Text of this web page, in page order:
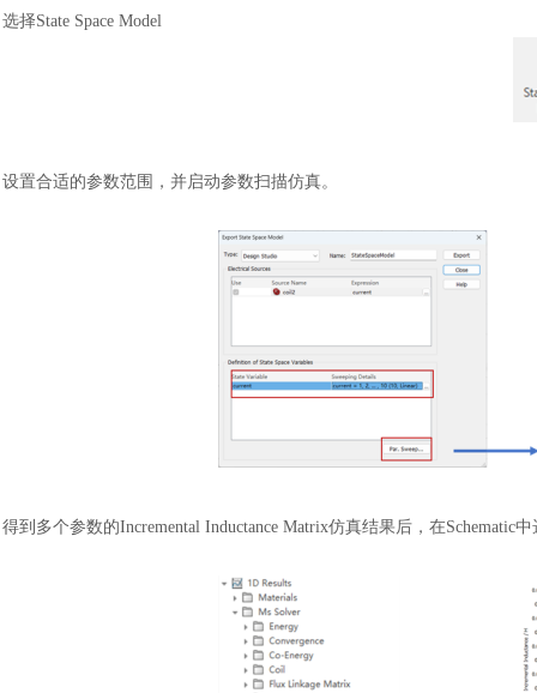
选择State Space Model
设置合适的参数范围，并启动参数扫描仿真。
得到多个参数的Incremental Inductance Matrix仿真结果后，在Schematic